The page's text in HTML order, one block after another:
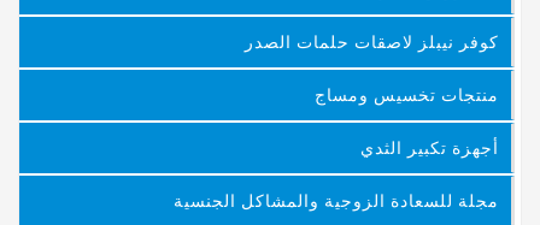
كوفر نيبلز لاصقات حلمات الصدر
منتجات تخسيس ومساج
أجهزة تكبير الثدي
مجلة للسعادة الزوجية والمشاكل الجنسية